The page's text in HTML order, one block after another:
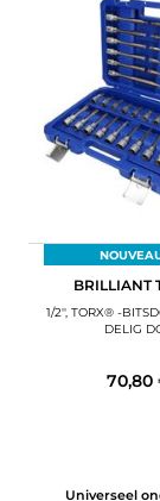
BRILLIANT
1/2'', TORX® -
DELIG
70,80
Universeel